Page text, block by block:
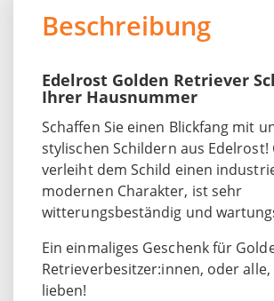
Beschreibung
Edelrost Golden Retriever
Ihrer Hausnummer
Schaffen Sie einen Blickfang mit
stylischen Schildern aus
verleiht dem Schild einen
modernen Charakter, ist sehr
witterungsbeständig und
Ein einmaliges Geschenk für
Retrieverbesitzer:innen, oder
lieben!